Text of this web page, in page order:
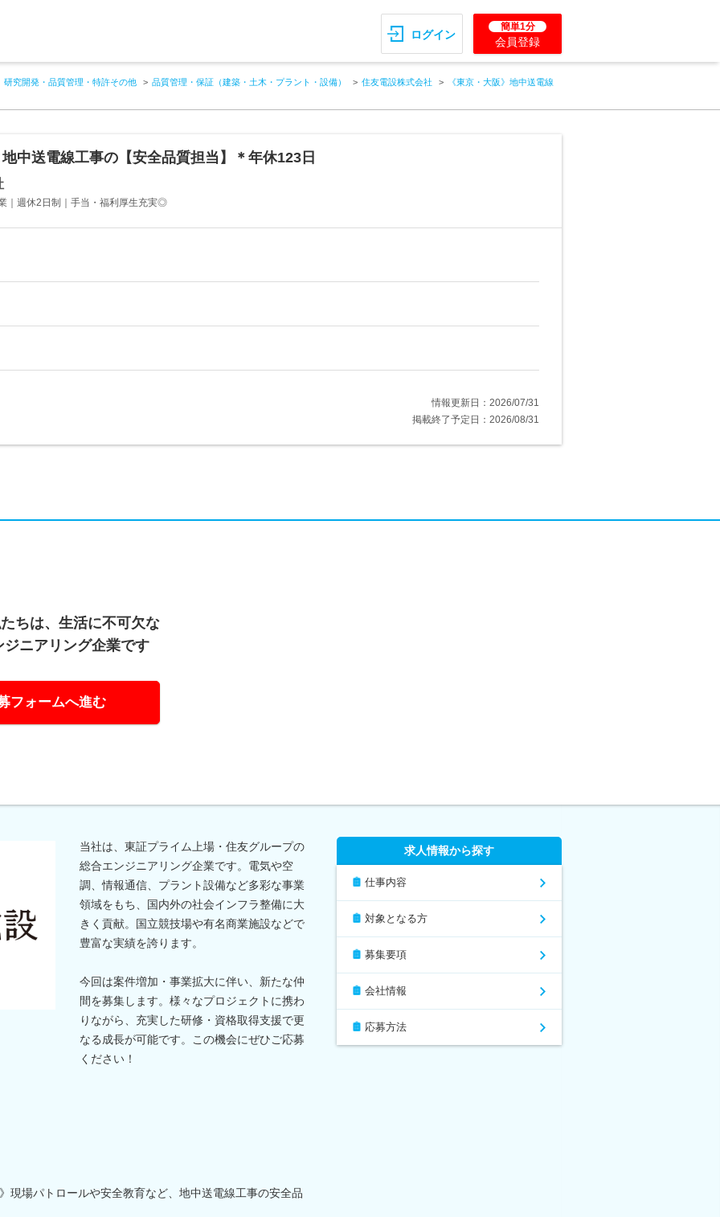
ログイン
簡単1分
会員登録
研究開発・品質管理・特許その他 品質管理・保証（建築・土木・プラント・設備） 住友電設株式会社 《東京・大阪》地中送電線
中送電線工事の【安全品質担当】＊年休123日
｜週休2日制｜手当・福利厚生充実◎
情報更新日：2026/07/31
掲載終了予定日：2026/08/31
ちは、生活に不可欠な
ニアリング企業です
フォームへ進む
当社は、東証プライム上場・住友グループの
総合エンジニアリング企業です。電気や空
調、情報通信、プラント設備など多彩な事業
領域をもち、国内外の社会インフラ整備に大
きく貢献。国立競技場や有名商業施設などで
豊富な実績を誇ります。
今回は案件増加・事業拡大に伴い、新たな仲
間を募集します。様々なプロジェクトに携わ
りながら、充実した研修・資格取得支援で更
なる成長が可能です。この機会にぜひご応募
ください！
現場パトロールや安全教育など、地中送電線工事の安全品
求人情報から探す
仕事内容
対象となる方
募集要項
会社情報
応募方法